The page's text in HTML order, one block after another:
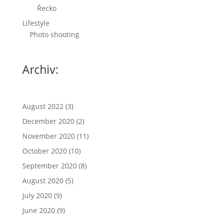
Řecko
Lifestyle
Photo shooting
Archiv:
August 2022(3)
December 2020(2)
November 2020(11)
October 2020(10)
September 2020(8)
August 2020(5)
July 2020(9)
June 2020(9)